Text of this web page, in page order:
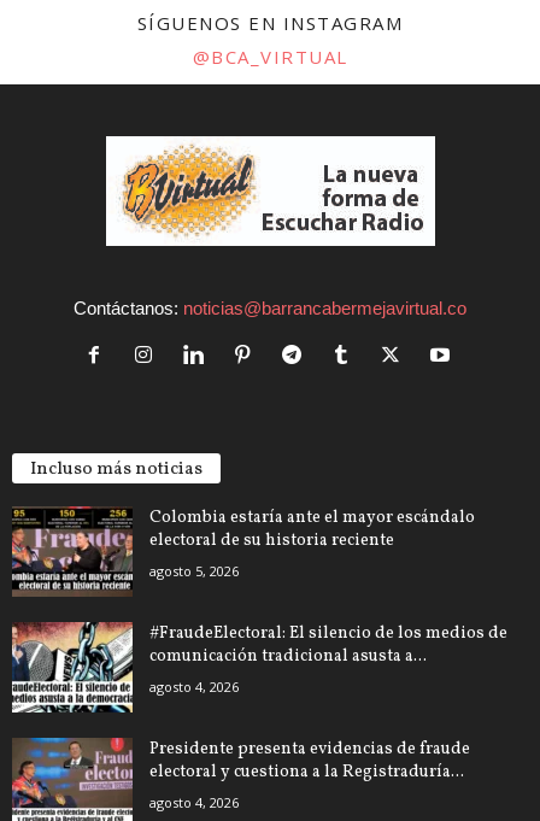
SÍGUENOS EN INSTAGRAM
@BCA_VIRTUAL
Contáctanos: noticias@barrancabermejavirtual.co
Incluso más noticias
Colombia estaría ante el mayor escándalo
electoral de su historia reciente
agosto 5, 2026
#FraudeElectoral: El silencio de los medios de
comunicación tradicional asusta a...
agosto 4, 2026
Presidente presenta evidencias de fraude
electoral y cuestiona a la Registraduría...
agosto 4, 2026